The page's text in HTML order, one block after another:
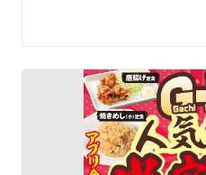
定食」をお楽しみいただき
魁力屋自慢の熟成醤油をベ
やみつきになること間違いな
今年はそこに、やわらかな豚
く、にら、卵を加え、ボリ
ました。